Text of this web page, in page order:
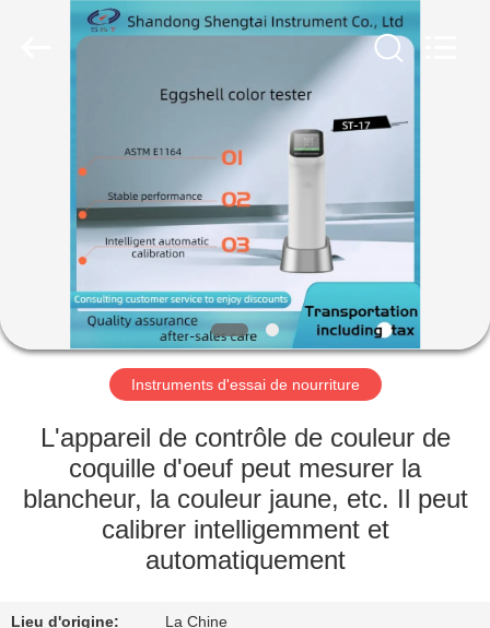
PRODUITS
SUJET
DE
NOUS
VISITE
D'USINE
CONTRÔLE
Instruments d'essai de nourriture
L'appareil de contrôle de couleur de
coquille d'oeuf peut mesurer la
blancheur, la couleur jaune, etc. Il peut
calibrer intelligemment et
automatiquement
Lieu d'origine: La Chine